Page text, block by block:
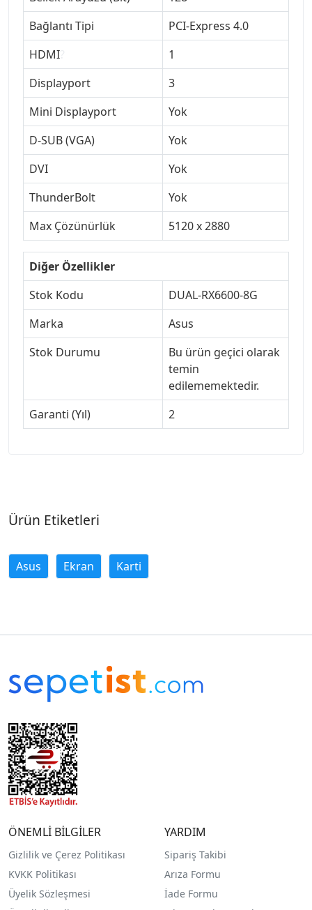
Bağlantı Tipi
PCI-Express 4.0
HDMI
1
Displayport
3
Mini Displayport
Yok
D-SUB (VGA)
Yok
DVI
Yok
ThunderBolt
Yok
Max Çözünürlük
5120 x 2880
Diğer Özellikler
Stok Kodu
DUAL-RX6600-8G
Marka
Asus
Stok Durumu
Bu ürün geçici olarak
temin
edilememektedir.
Garanti (Yıl)
2
Ürün Etiketleri
Asus Ekran Karti
ÖNEMLİ BİLGİLER
Gizlilik ve Çerez Politikası
KVKK Politikası
Üyelik Sözleşmesi
YARDIM
Sipariş Takibi
Arıza Formu
İade Formu